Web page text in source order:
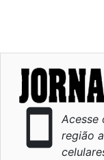
smartphone
Acesse
região